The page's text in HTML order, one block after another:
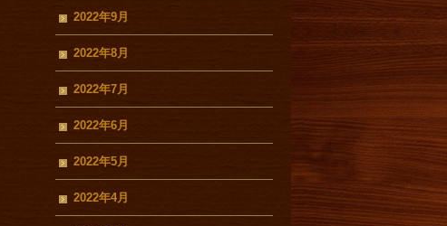
2022年9月
2022年8月
2022年7月
2022年6月
2022年5月
2022年4月